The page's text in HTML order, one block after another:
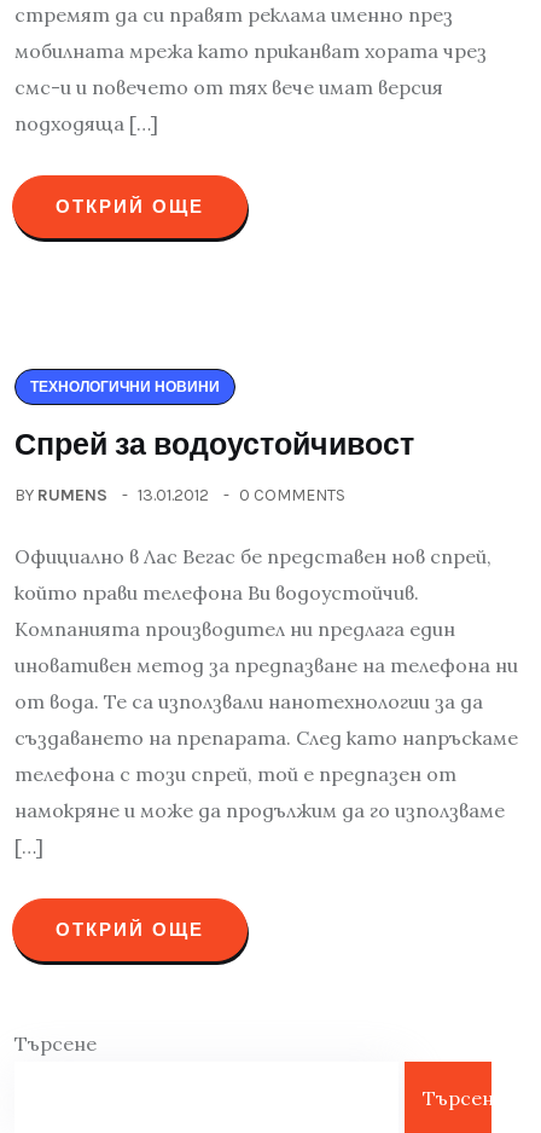
стремят да си правят реклама именно през
мобилната мрежа като приканват хората чрез
смс-и и повечето от тях вече имат версия
подходяща […]
ОТКРИЙ ОЩЕ
ТЕХНОЛОГИЧНИ НОВИНИ
Спрей за водоустойчивост
BY RUMENS 13.01.2012 0 COMMENTS
Официално в Лас Вегас бе представен нов спрей,
който прави телефона Ви водоустойчив.
Компанията производител ни предлага един
иновативен метод за предпазване на телефона ни
от вода. Те са използвали нанотехнологии за да
създаването на препарата. След като напръскаме
телефона с този спрей, той е предпазен от
намокряне и може да продължим да го използваме
[…]
ОТКРИЙ ОЩЕ
Търсене
Търсене